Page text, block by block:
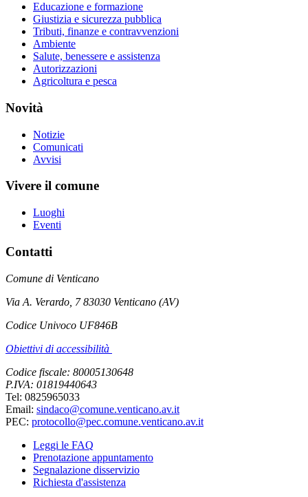
Educazione e formazione
Giustizia e sicurezza pubblica
Tributi, finanze e contravvenzioni
Ambiente
Salute, benessere e assistenza
Autorizzazioni
Agricoltura e pesca
Novità
Notizie
Comunicati
Avvisi
Vivere il comune
Luoghi
Eventi
Contatti
Comune di Venticano
Via A. Verardo, 7 83030 Venticano (AV)
Codice Univoco UF846B
Obiettivi di accessibilità
Codice fiscale: 80005130648
P.IVA: 01819440643
Tel: 0825965033
Email: sindaco@comune.venticano.av.it
PEC: protocollo@pec.comune.venticano.av.it
Leggi le FAQ
Prenotazione appuntamento
Segnalazione disservizio
Richiesta d'assistenza